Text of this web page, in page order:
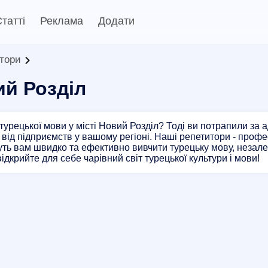
Реклама Додати
Розділ
мови у місті Новий Розділ? Тоді ви потрапили
від підприємств у вашому регіоні. Наші репетитори -
вам швидко та ефективно вивчити турецьку мову,
для себе чарівний світ турецької культури і мови!